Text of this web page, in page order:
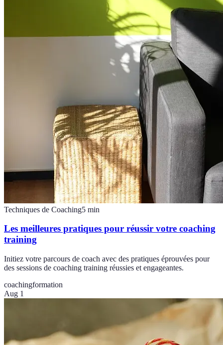
Techniques de Coaching5 min
Les meilleures pratiques pour réussir votre coaching
training
Initiez votre parcours de coach avec des pratiques éprouvées pour
des sessions de coaching training réussies et engageantes.
coachingformation
Aug 1